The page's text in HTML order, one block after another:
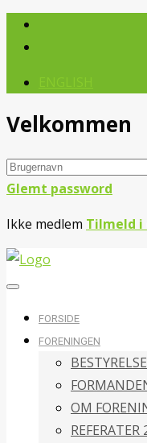
Velkommen
Glemt password
Ikke medlem Tilmeld i
FORSIDE
FORENINGEN
OM
REFERATER